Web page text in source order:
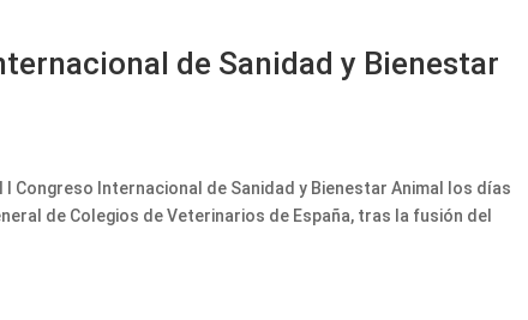
de Sanidad y Bienestar
Congreso Internacional de Sanidad y Bienestar Animal los días
de Colegios de Veterinarios de España, tras la fusión del